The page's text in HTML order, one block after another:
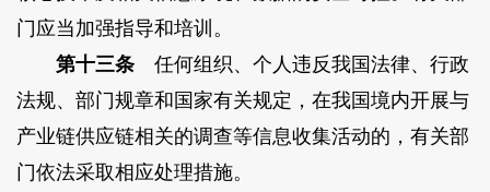
门应当加强指导和培训。
第十三条任何组织、个人违反我国法律、行政
法规、部门规章和国家有关规定，在我国境内开展与
产业链供应链相关的调查等信息收集活动的，有关部
门依法采取相应处理措施。